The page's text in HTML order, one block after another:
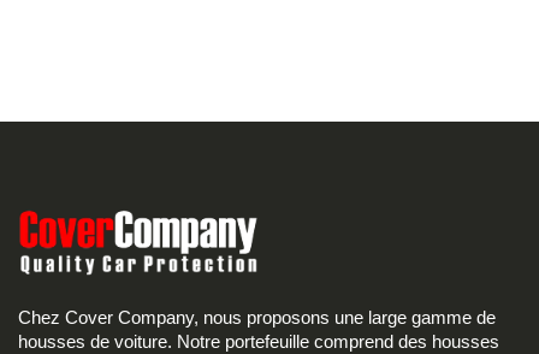
Chez Cover Company, nous proposons une large gamme de
housses de voiture. Notre portefeuille comprend des housses